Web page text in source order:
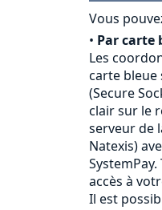
Vous
• Par carte
Les
carte bleue
(Secure
clair sur le
serveur de
Natexis)
accès à
Il est